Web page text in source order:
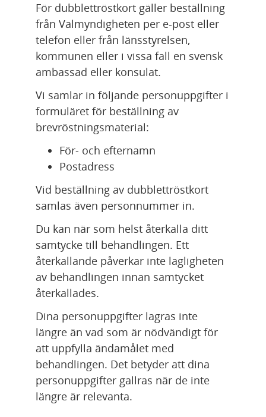
För dubblettröstkort gäller beställning
från Valmyndigheten per e-post eller
telefon eller från länsstyrelsen,
kommunen eller i vissa fall en svensk
ambassad eller konsulat.
Vi samlar in följande personuppgifter i
formuläret för beställning av
brevröstningsmaterial:
För- och efternamn
Postadress
Vid beställning av dubblettröstkort
samlas även personnummer in.
Du kan när som helst återkalla ditt
samtycke till behandlingen. Ett
återkallande påverkar inte lagligheten
av behandlingen innan samtycket
återkallades.
Dina personuppgifter lagras inte
längre än vad som är nödvändigt för
att uppfylla ändamålet med
behandlingen. Det betyder att dina
personuppgifter gallras när de inte
längre är relevanta.